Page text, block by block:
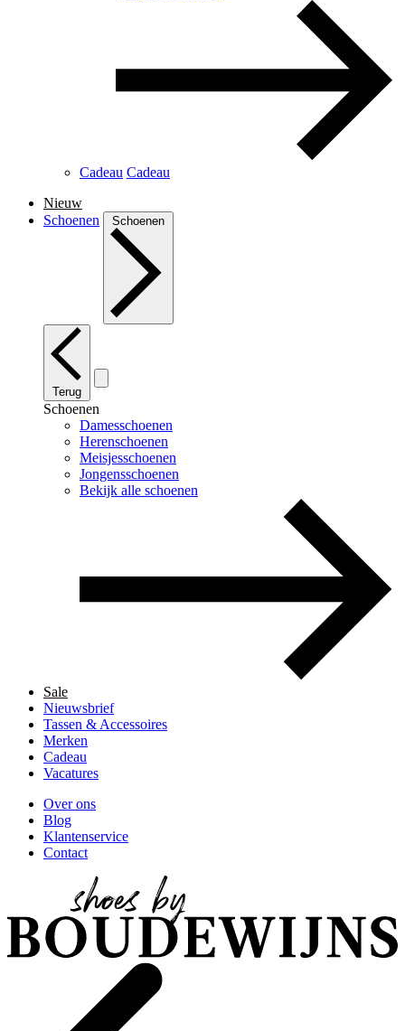
Cadeau Cadeau
Nieuw
Schoenen
Schoenen
Terug
Schoenen
Damesschoenen
Herenschoenen
Meisjesschoenen
Jongensschoenen
Bekijk alle schoenen
Sale
Nieuwsbrief
Tassen & Accessoires
Merken
Cadeau
Vacatures
Over ons
Blog
Klantenservice
Contact